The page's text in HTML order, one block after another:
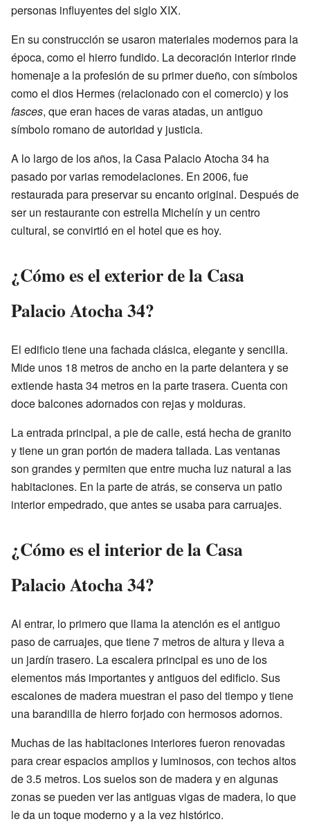
personas influyentes del siglo XIX.
En su construcción se usaron materiales modernos para la
época, como el hierro fundido. La decoración interior rinde
homenaje a la profesión de su primer dueño, con símbolos
como el dios Hermes (relacionado con el comercio) y los
fasces, que eran haces de varas atadas, un antiguo
símbolo romano de autoridad y justicia.
A lo largo de los años, la Casa Palacio Atocha 34 ha
pasado por varias remodelaciones. En 2006, fue
restaurada para preservar su encanto original. Después de
ser un restaurante con estrella Michelín y un centro
cultural, se convirtió en el hotel que es hoy.
¿Cómo es el exterior de la Casa
Palacio Atocha 34?
El edificio tiene una fachada clásica, elegante y sencilla.
Mide unos 18 metros de ancho en la parte delantera y se
extiende hasta 34 metros en la parte trasera. Cuenta con
doce balcones adornados con rejas y molduras.
La entrada principal, a pie de calle, está hecha de granito
y tiene un gran portón de madera tallada. Las ventanas
son grandes y permiten que entre mucha luz natural a las
habitaciones. En la parte de atrás, se conserva un patio
interior empedrado, que antes se usaba para carruajes.
¿Cómo es el interior de la Casa
Palacio Atocha 34?
Al entrar, lo primero que llama la atención es el antiguo
paso de carruajes, que tiene 7 metros de altura y lleva a
un jardín trasero. La escalera principal es uno de los
elementos más importantes y antiguos del edificio. Sus
escalones de madera muestran el paso del tiempo y tiene
una barandilla de hierro forjado con hermosos adornos.
Muchas de las habitaciones interiores fueron renovadas
para crear espacios amplios y luminosos, con techos altos
de 3.5 metros. Los suelos son de madera y en algunas
zonas se pueden ver las antiguas vigas de madera, lo que
le da un toque moderno y a la vez histórico.